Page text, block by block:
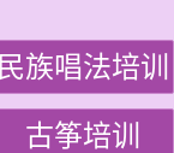
民族唱法培训
古筝培训